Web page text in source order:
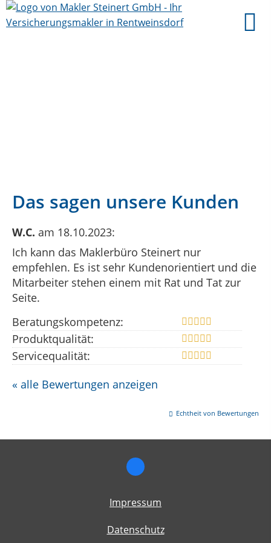
Das sagen unsere Kunden
W.C. am 18.10.2023:
Ich kann das Maklerbüro Steinert nur
empfehlen. Es ist sehr Kundenorientiert und die
Mitarbeiter stehen einem mit Rat und Tat zur
Seite.
Beratungskompetenz:
Produktqualität:
Servicequalität:
« alle Bewertungen anzeigen
Echtheit von Bewertungen
Impressum
Datenschutz